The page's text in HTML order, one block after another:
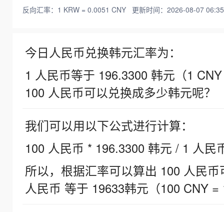
反向汇率：1 KRW = 0.0051 CNY 更新时间：2026-08-07
今日人民币兑换韩元汇率为：
1 人民币等于 196.3300 韩元（1
100 人民币可以兑换成多少韩元呢？
我们可以用以下公式进行计算：
100 人民币 * 196.3300 韩元 / 1 人民
所以，根据汇率可以算出 100 人民
人民币 等于 19633韩元（100 CNY =